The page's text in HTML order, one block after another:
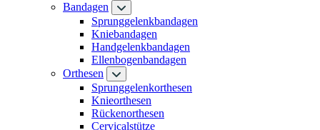
Bandagen
Sprunggelenkbandagen
Kniebandagen
Handgelenkbandagen
Ellenbogenbandagen
Orthesen
Sprunggelenkorthesen
Knieorthesen
Rückenorthesen
Cervicalstütze